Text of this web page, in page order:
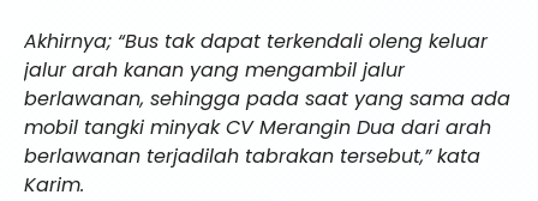
Akhirnya; “Bus tak dapat terkendali oleng keluar
jalur arah kanan yang mengambil jalur
berlawanan, sehingga pada saat yang sama ada
mobil tangki minyak CV Merangin Dua dari arah
berlawanan terjadilah tabrakan tersebut,” kata
Karim.